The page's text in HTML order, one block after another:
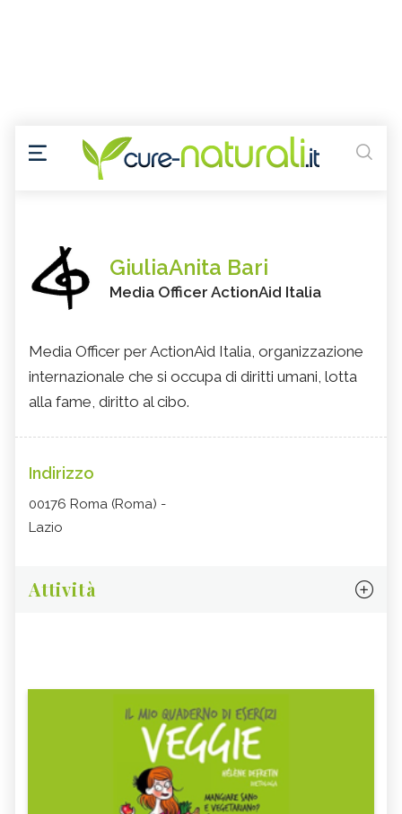
GiuliaAnita Bari
Media Officer ActionAid Italia
Media Officer per ActionAid Italia, organizzazione
internazionale che si occupa di diritti umani, lotta
alla fame, diritto al cibo.
Indirizzo
00176 Roma (Roma) -
Lazio
Attività